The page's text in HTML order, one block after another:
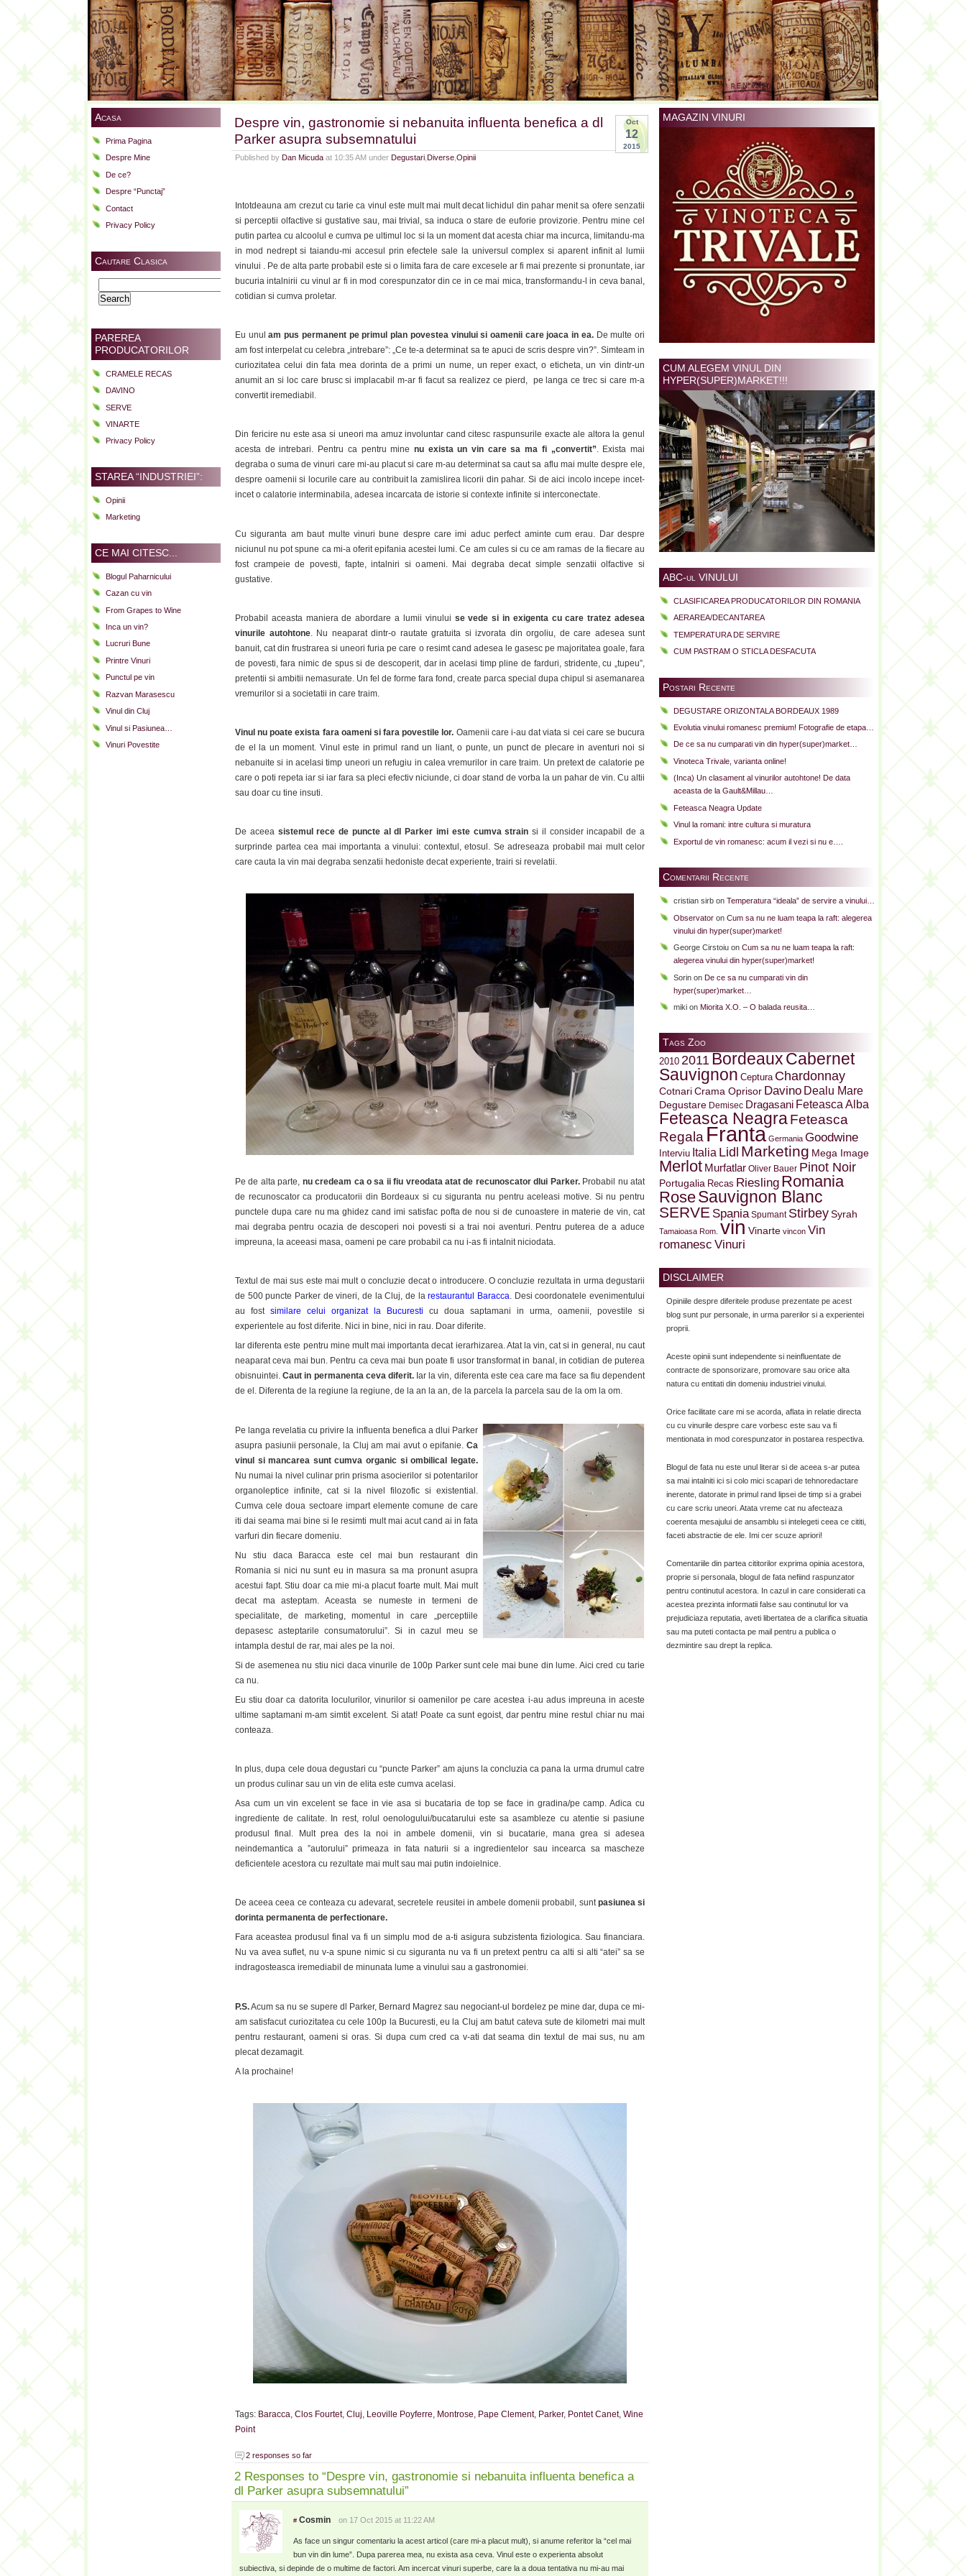
Acasa
Prima Pagina
Despre Mine
De ce?
Despre “Punctaj”
Contact
Privacy Policy
Cautare Clasica
for:
PAREREA
PRODUCATORILOR
CRAMELE RECAS
DAVINO
SERVE
VINARTE
Privacy Policy
STAREA “INDUSTRIEI”:
Opinii
Marketing
CE MAI CITESC...
Blogul Paharnicului
Cazan cu vin
From Grapes to Wine
Inca un vin?
Lucruri Bune
Printre Vinuri
Punctul pe vin
Razvan Marasescu
Vinul din Cluj
Vinul si Pasiunea…
Vinuri Povestite
Oct
12
2015
Despre vin, gastronomie si nebanuita influenta benefica a dl
Parker asupra subsemnatului
Published by Dan Micuda at 10:35 AM under Degustari Diverse Opinii
Intotdeauna am crezut cu tarie ca vinul este mult mai mult decat lichidul din pahar menit sa ofere senzatii
si perceptii olfactive si gustative sau, mai trivial, sa induca o stare de euforie provizorie. Pentru mine cel
putin partea cu alcoolul e cumva pe ultimul loc si la un moment dat acesta chiar ma incurca, limitandu-ma
in mod nedrept si taiandu-mi accesul prin efectele sale la universul complex si aparent infinit al lumii
vinului . Pe de alta parte probabil este si o limita fara de care excesele ar fi mai prezente si pronuntate, iar
bucuria intalnirii cu vinul ar fi in mod corespunzator din ce in ce mai mica, transformandu-l in ceva banal,
cotidian si cumva proletar.
Eu unulam pus permanent pe primul plan povestea vinului si oamenii care joaca in ea.De multe ori
am fost interpelat cu celebra „intrebare”: „Ce te-a determinat sa te apuci de scris despre vin?”. Simteam in
curiozitatea celui din fata mea dorinta de a primi un nume, un reper exact, o eticheta, un vin dintr-un
anumit an si loc care brusc si implacabil m-ar fi facut sa realizez ce pierd, pe langa ce trec si care m-a
convertit iremediabil.
Din fericire nu este asa si uneori ma amuz involuntar cand citesc raspunsurile exacte ale altora la genul
acesta de intrebari. Pentru ca pentru mine nu exista un vin care sa ma fi „convertit”. Exista mai
degraba o suma de vinuri care mi-au placut si care m-au determinat sa caut sa aflu mai multe despre ele,
despre oamenii si locurile care au contribuit la zamislirea licorii din pahar. Si de aici incolo incepe incet-
incet o calatorie interminabila, adesea incarcata de istorie si contexte infinite si interconectate.
Cu siguranta am baut multe vinuri bune despre care imi aduc perfect aminte cum erau. Dar despre
niciunul nu pot spune ca mi-a oferit epifania acestei lumi. Ce am cules si cu ce am ramas de la fiecare au
fost crampeie de povesti, fapte, intalniri si oameni. Mai degraba decat simple senzatii olfactive si
gustative.
Probabil aceasta maniera de abordare a lumii vinului se vede si in exigenta cu care tratez adesea
vinurile autohtone. Nu neaparat dintr-o rautate gratuita si izvorata din orgoliu, de care adesea sunt
banuit, cat din frustrarea si uneori furia pe care o resimt cand adesea le gasesc pe majoritatea goale, fara
de povesti, fara nimic de spus si de descoperit, dar in acelasi timp pline de farduri, stridente, cu „tupeu”,
pretentii si ambitii nemasurate. Un fel de forme fara fond, create parca special dupa chipul si asemanarea
vremurilor si a societatii in care traim.
Vinul nu poate exista fara oameni si fara povestile lor. Oamenii care i-au dat viata si cei care se bucura
de el la un moment. Vinul este in primul rand un liant, o punte, un punct de plecare in aventuri noi si
nebanuite si in acelasi timp uneori un refugiu in calea vremurilor in care traim. Un pretext de calatorie pe
care o poti repeta iar si iar fara sa pleci efectiv niciunde, ci doar stand de vorba la un pahar de vin. Cu altii
sau doar cu tine insuti.
De aceea sistemul rece de puncte al dl Parker imi este cumva strainsi il consider incapabil de a
surprinde partea cea mai importanta a vinului: contextul, etosul. Se adreseaza probabil mai mult celor
care cauta la vin mai degraba senzatii hedoniste decat experiente, trairi si revelatii.
Pe de alta parte, nu credeam ca o sa ii fiu vreodata atat de recunoscator dlui Parker.Probabil nu atat
de recunoscator ca producatorii din Bordeaux si cu siguranta nu pentru aceleasi motive. Si nu pentru
punctele dupa care nu ma ghidez cand imi satisfac pofta de nou si de cunoastere in materie de vin, cat
mai degraba pentru ocazia de descoperi noi povesti si a trai noi aventuri. Pentru puterea de a aduce
impreuna, la aceeasi masa, oameni pe care probabil ca nu i-as fi intalnit niciodata.
Textul de mai sus este mai mult o concluzie decat o introducere. O concluzie rezultata in urma degustarii
de 500 puncte Parker de vineri, de la Cluj, de larestaurantul Baracca. Desi coordonatele evenimentului
au fost similare celui organizat la Bucuresti cu doua saptamani in urma, oamenii, povestile si
experientele au fost diferite. Nici in bine, nici in rau. Doar diferite.
Iar diferenta este pentru mine mult mai importanta decat ierarhizarea. Atat la vin, cat si in general, nu caut
neaparat ceva mai bun. Pentru ca ceva mai bun poate fi usor transformat in banal, in cotidian de puterea
obisnuintei.Caut in permanenta ceva diferit.Iar la vin, diferenta este cea care ma face sa fiu dependent
de el. Diferenta de la regiune la regiune, de la an la an, de la parcela la parcela sau de la om la om.
Pe langa revelatia cu privire la influenta benefica a dlui Parker
asupra pasiunii personale, la Cluj am mai avut o epifanie. Ca
vinul si mancarea sunt cumva organic si ombilical legate.
Nu numai la nivel culinar prin prisma asocierilor si potentarilor
organoleptice infinite, cat si la nivel filozofic si existential.
Cumva cele doua sectoare impart elemente comune de care
iti dai seama mai bine si le resimti mult mai acut cand ai in fata
varfuri din fiecare domeniu.
Nu stiu daca Baracca este cel mai bun restaurant din
Romania si nici nu sunt eu in masura sa ma pronunt asupra
acestui fapt. Stiu doar ca mie mi-a placut foarte mult. Mai mult
decat ma asteptam. Aceasta se numeste in termeni de
specialitate, de marketing, momentul in care „perceptiile
depasesc asteptarile consumatorului”. Si in cazul meu se
intampla destul de rar, mai ales pe la noi.
Si de asemenea nu stiu nici daca vinurile de 100p Parker sunt cele mai bune din lume. Aici cred cu tarie
ca nu.
Eu stiu doar ca datorita loculurilor, vinurilor si oamenilor pe care acestea i-au adus impreuna in aceste
ultime saptamani m-am simtit excelent. Si atat! Poate ca sunt egoist, dar pentru mine restul chiar nu mai
conteaza.
In plus, dupa cele doua degustari cu “puncte Parker” am ajuns la concluzia ca pana la urma drumul catre
un produs culinar sau un vin de elita este cumva acelasi.
Asa cum un vin excelent se face in vie asa si bucataria de top se face in gradina/pe camp. Adica cu
ingrediente de calitate. In rest, rolul oenologului/bucatarului este sa asambleze cu atentie si pasiune
produsul final. Mult prea des la noi in ambele domenii, vin si bucatarie, mana grea si adesea
neindemantica a ”autorului” primeaza in fata naturii si a ingredientelor sau incearca sa mascheze
deficientele acestora cu rezultate mai mult sau mai putin indoielnice.
De aceea ceea ce conteaza cu adevarat, secretele reusitei in ambele domenii probabil, suntpasiunea si
dorinta permanenta de perfectionare.
Fara aceastea produsul final va fi un simplu mod de a-ti asigura subzistenta fiziologica. Sau financiara.
Nu va avea suflet, nu v-a spune nimic si cu siguranta nu va fi un pretext pentru ca alti si alti “atei” sa se
indragosteasca iremediabil de minunata lume a vinului sau a gastronomiei.
P.S.Acum sa nu se supere dl Parker, Bernard Magrez sau negociant-ul bordelez pe mine dar, dupa ce mi-
am satisfacut curiozitatea cu cele 100p la Bucuresti, eu la Cluj am batut cateva sute de kilometri mai mult
pentru restaurant, oameni si oras. Si dupa cum cred ca v-ati dat seama din textul de mai sus, nu am
plecat dezamagit.
A la prochaine!
Tags: Baracca, Clos Fourtet, Cluj, Leoville Poyferre, Montrose, Pape Clement, Parker, Pontet Canet, Wine
Point
2 responses so far
2 Responses to “Despre vin, gastronomie si nebanuita influenta benefica a
dl Parker asupra subsemnatului”
# Cosmin on 17 Oct 2015 at 11:22 AM
As face un singur comentariu la acest articol (care mi-a placut mult), si anume referitor la “cel mai
bun vin din lume”. Dupa parerea mea, nu exista asa ceva. Vinul este o experienta absolut
subiectiva, si depinde de o multime de factori. Am incercat vinuri superbe, care la a doua tentativa nu mi-au mai
MAGAZIN VINURI
CUM ALEGEM VINUL DIN
HYPER(SUPER)MARKET!!!
ABC-ul VINULUI
CLASIFICAREA PRODUCATORILOR DIN ROMANIA
AERAREA/DECANTAREA
TEMPERATURA DE SERVIRE
CUM PASTRAM O STICLA DESFACUTA
Postari Recente
DEGUSTARE ORIZONTALA BORDEAUX 1989
Evolutia vinului romanesc premium! Fotografie de etapa…
De ce sa nu cumparati vin din hyper(super)market…
Vinoteca Trivale, varianta online!
(Inca) Un clasament al vinurilor autohtone! De data
aceasta de la Gault&Millau…
Feteasca Neagra Update
Vinul la romani: intre cultura si muratura
Exportul de vin romanesc: acum il vezi si nu e….
Comentarii Recente
cristian sirb on Temperatura “ideala” de servire a vinului…
Observator on Cum sa nu ne luam teapa la raft: alegerea
vinului din hyper(super)market!
George Cirstoiu on Cum sa nu ne luam teapa la raft:
alegerea vinului din hyper(super)market!
Sorin on De ce sa nu cumparati vin din
hyper(super)market…
miki on Miorita X.O. – O balada reusita…
Tags Zoo
2010 2011 BordeauxCabernet
Sauvignon Ceptura Chardonnay
Cotnari Crama Oprisor Davino Dealu Mare
Degustare Demisec Dragasani Feteasca Alba
Feteasca NeagraFeteasca
Regala Franta Germania Goodwine
Interviu Italia Lidl Marketing Mega Image
Merlot Murfatlar Oliver Bauer Pinot Noir
Portugalia Recas Riesling Romania
RoseSauvignon Blanc
SERVE Spania Spumant Stirbey Syrah
Tamaioasa Rom. vin Vinarte vincon Vin
romanesc Vinuri
DISCLAIMER
Opiniile despre diferitele produse prezentate pe acest
blog sunt pur personale, in urma parerilor si a experientei
proprii.
Aceste opinii sunt independente si neinfluentate de
contracte de sponsorizare, promovare sau orice alta
natura cu entitati din domeniu industriei vinului.
Orice facilitate care mi se acorda, aflata in relatie directa
cu cu vinurile despre care vorbesc este sau va fi
mentionata in mod corespunzator in postarea respectiva.
Blogul de fata nu este unul literar si de aceea s-ar putea
sa mai intalniti ici si colo mici scapari de tehnoredactare
inerente, datorate in primul rand lipsei de timp si a grabei
cu care scriu uneori. Atata vreme cat nu afecteaza
coerenta mesajului de ansamblu si intelegeti ceea ce cititi,
faceti abstractie de ele. Imi cer scuze apriori!
Comentariile din partea cititorilor exprima opinia acestora,
proprie si personala, blogul de fata nefiind raspunzator
pentru continutul acestora. In cazul in care considerati ca
acestea prezinta informatii false sau continutul lor va
prejudiciaza reputatia, aveti libertatea de a clarifica situatia
sau ma puteti contacta pe mail pentru a publica o
dezmintire sau drept la replica.